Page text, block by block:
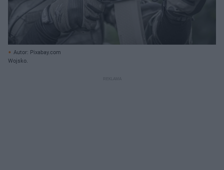
Autor: Pixabay.com
Wojsko.